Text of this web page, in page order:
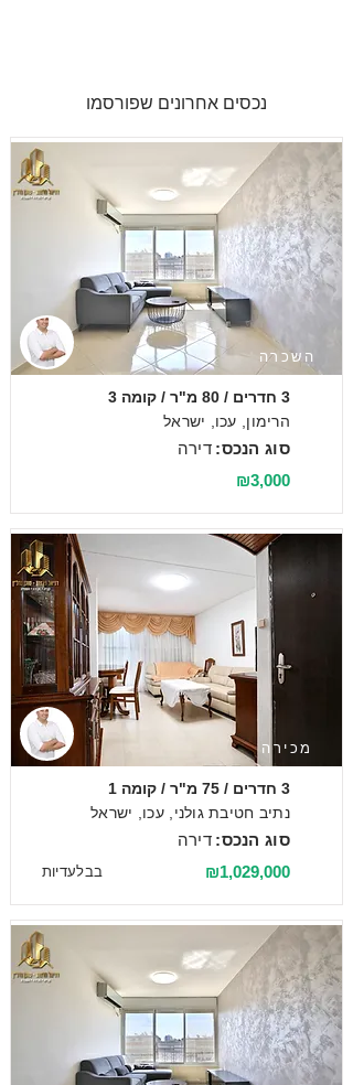
נכסים אחרונים שפורסמו
השכרה
3 חדרים / 80 מ"ר / קומה 3
הרימון, עכו, ישראל
דירה סוג הנכס:
₪3,000
מכירה
3 חדרים / 75 מ"ר / קומה 1
נתיב חטיבת גולני, עכו, ישראל
דירה סוג הנכס:
בבלעדיות ₪1,029,000